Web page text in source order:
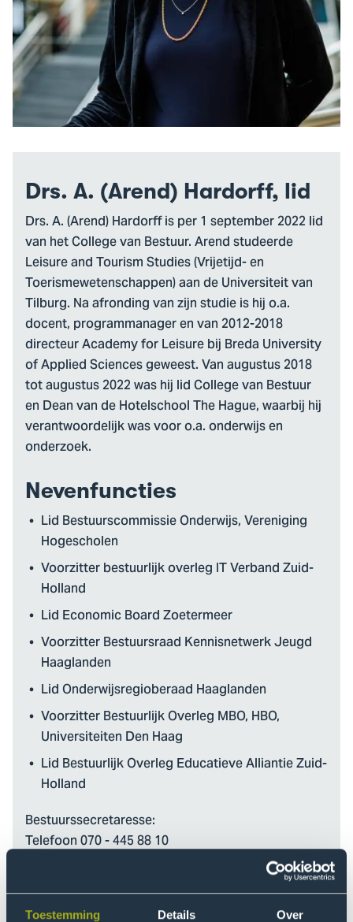
Toestemming Details Over
Drs. A. (Arend) Hardorff, lid
Drs. A. (Arend) Hardorff is per 1 september 2022 lid
van het College van Bestuur. Arend studeerde
Leisure and Tourism Studies (Vrijetijd- en
Toerismewetenschappen) aan de Universiteit van
Tilburg. Na afronding van zijn studie is hij o.a.
docent, programmanager en van 2012-2018
directeur Academy for Leisure bij Breda University
of Applied Sciences geweest. Van augustus 2018
tot augustus 2022 was hij lid College van Bestuur
en Dean van de Hotelschool The Hague, waarbij hij
verantwoordelijk was voor o.a. onderwijs en
onderzoek.
Nevenfuncties
Lid Bestuurscommissie Onderwijs, Vereniging
Hogescholen
Voorzitter bestuurlijk overleg IT Verband Zuid-
Holland
Lid Economic Board Zoetermeer
Voorzitter Bestuursraad Kennisnetwerk Jeugd
Haaglanden
Lid Onderwijsregioberaad Haaglanden
Voorzitter Bestuurlijk Overleg MBO, HBO,
Universiteiten Den Haag
Lid Bestuurlijk Overleg Educatieve Alliantie Zuid-
Holland
Bestuurssecretaresse:
Telefoon 070 - 445 88 10